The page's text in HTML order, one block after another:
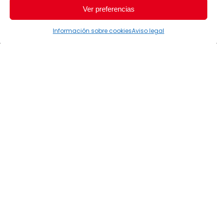
Ver preferencias
Información sobre cookiesAviso legal